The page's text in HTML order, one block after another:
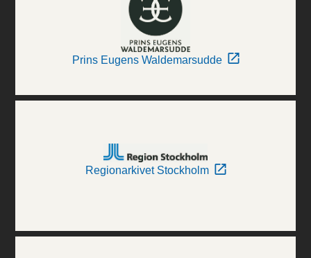
Prins Eugens Waldemarsudde
Regionarkivet Stockholm